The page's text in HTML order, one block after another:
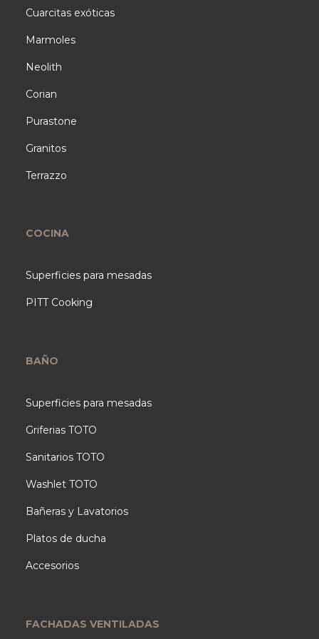
Cuarcitas exóticas
Marmoles
Neolith
Corian
Purastone
Granitos
Terrazzo
COCINA
Superficies para mesadas
PITT Cooking
BAÑO
Superficies para mesadas
Griferias TOTO
Sanitarios TOTO
Washlet TOTO
Bañeras y Lavatorios
Platos de ducha
Accesorios
FACHADAS VENTILADAS